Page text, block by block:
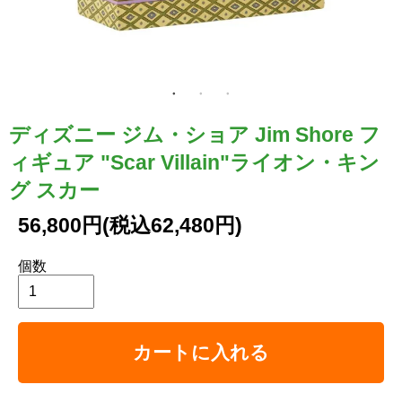
ディズニー ジム・ショア Jim Shore フ
ィギュア "Scar Villain"ライオン・キン
グ スカー
56,800円(税込62,480円)
個数
カートに入れる